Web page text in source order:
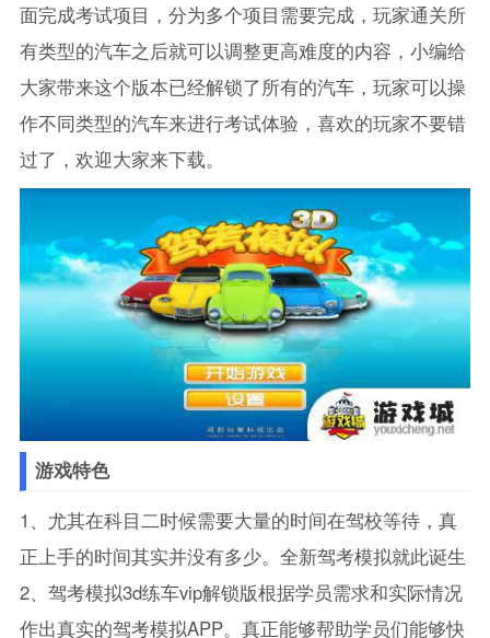
面完成考试项目，分为多个项目需要完成，玩家通关所
有类型的汽车之后就可以调整更高难度的内容，小编给
大家带来这个版本已经解锁了所有的汽车，玩家可以操
作不同类型的汽车来进行考试体验，喜欢的玩家不要错
过了，欢迎大家来下载。
游戏特色
1、尤其在科目二时候需要大量的时间在驾校等待，真
正上手的时间其实并没有多少。全新驾考模拟就此诞生
2、驾考模拟3d练车vip解锁版根据学员需求和实际情况
作出真实的驾考模拟APP。真正能够帮助学员们能够快